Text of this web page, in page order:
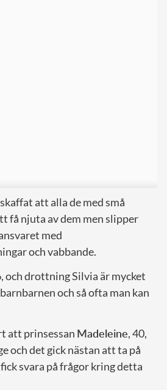
att alla de med små
få njuta av dem men slipper
med
och vabbande.
och drottning Silvia är mycket
och så ofta man kan
att prinsessan Madeleine, 40,
och det gick nästan att ta på
svara på frågor kring detta